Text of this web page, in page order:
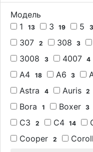
Модель
1
13 3 19 5 3
307 2 308 3
3008 3 4007 4
A4 18 A6 3
Astra 4 Auris 2
Bora 1 Boxer 3
C3 2 C4 14
Cooper 2